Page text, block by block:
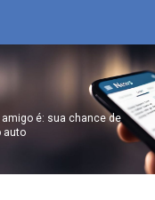
é: sua chance de
auto